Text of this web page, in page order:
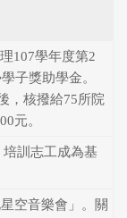
107學年度第2
子獎助學金。
，核撥給75所院
元。
訓志工成為基
空音樂會」。關